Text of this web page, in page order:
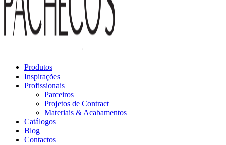
Produtos
Inspirações
Profissionais
Parceiros
Projetos de Contract
Materiais & Acabamentos
Catálogos
Blog
Contactos